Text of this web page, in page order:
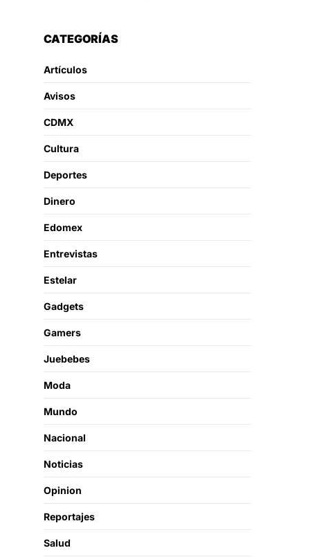
CATEGORÍAS
Artículos
Avisos
CDMX
Cultura
Deportes
Dinero
Edomex
Entrevistas
Estelar
Gadgets
Gamers
Juebebes
Moda
Mundo
Nacional
Noticias
Opinion
Reportajes
Salud